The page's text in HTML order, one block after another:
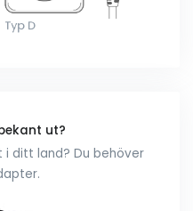
ut?
i ditt land? Du behöver